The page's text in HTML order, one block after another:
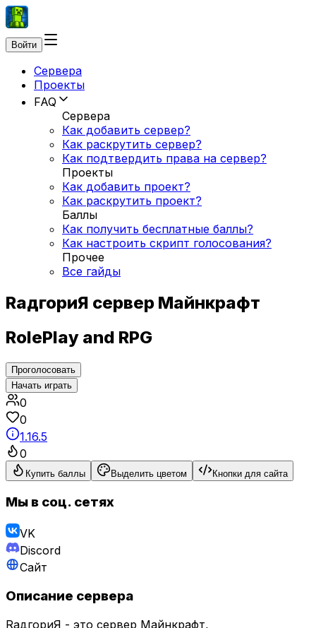
Войти
Сервера
Проекты
FAQ
Сервера
Как добавить сервер?
Как раскрутить сервер?
Как подтвердить права на сервер?
Проекты
Как добавить проект?
Как раскрутить проект?
Баллы
Как получить бесплатные баллы?
Как настроить скрипт голосования?
Прочее
Все гайды
RадгориЯ сервер Майнкрафт
RolePlay and RPG
Проголосовать
Начать играть
0
0
1.16.5
0
Купить баллы Выделить цветом Кнопки для сайта
Мы в соц. сетях
VK
Discord
Сайт
Описание сервера
RадгориЯ - это сервер Майнкрафт,